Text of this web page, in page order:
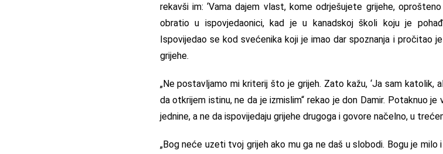
rekavši im: ‘Vama dajem vlast, kome odrješujete grijehe,
obratio u ispovjedaonici, kad je u kanadskoj školi koju je
Ispovijedao se kod svećenika koji je imao dar spoznanja i pročitao
grijehe.
„Ne postavljamo mi kriterij što je grijeh. Zato kažu, ‘Ja sam katolik,
da otkrijem istinu, ne da je izmislim“ rekao je don Damir. Potaknuo
jednine, a ne da ispovijedaju grijehe drugoga i govore načelno, u
„Bog neće uzeti tvoj grijeh ako mu ga ne daš u slobodi. Bogu je